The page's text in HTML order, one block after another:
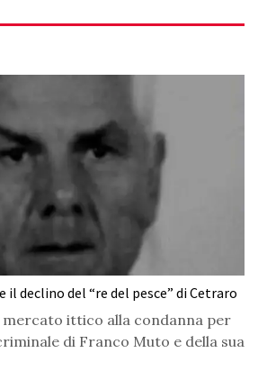
il declino del “re del pesce” di Cetraro
mercato ittico alla condanna per
di Franco Muto e della sua